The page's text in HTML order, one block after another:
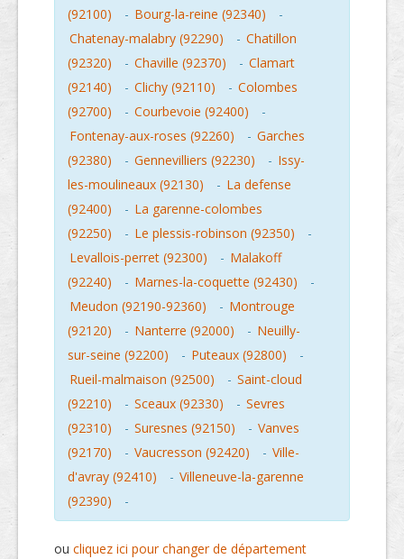
(92100)
- Bourg-la-reine (92340)
-
Chatenay-malabry (92290)
- Chatillon
(92320)
- Chaville (92370) - Clamart
(92140)
- Clichy (92110) - Colombes
(92700)
- Courbevoie (92400)
-
Fontenay-aux-roses (92260)
- Garches
(92380)
- Gennevilliers (92230) - Issy-
les-moulineaux (92130)
- La defense
(92400)
- La garenne-colombes
(92250)
- Le plessis-robinson (92350)
-
Levallois-perret (92300)
- Malakoff
(92240)
- Marnes-la-coquette (92430)
-
Meudon (92190-92360)
- Montrouge
(92120)
- Nanterre (92000) - Neuilly-
sur-seine (92200)
- Puteaux (92800)
-
Rueil-malmaison (92500)
- Saint-cloud
(92210)
- Sceaux (92330) - Sevres
(92310)
- Suresnes (92150) - Vanves
(92170)
- Vaucresson (92420) - Ville-
d'avray (92410)
- Villeneuve-la-garenne
(92390)
-
ou cliquez ici pour changer de département